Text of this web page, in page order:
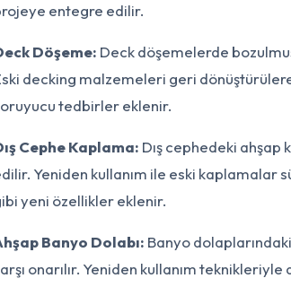
entegre edilir.
Döşeme: Deck döşemelerde
decking malzemeleri geri
tedbirler eklenir.
Cephe Kaplama: Dış cephedeki
Yeniden kullanım ile eski kaplamalar
yeni özellikler eklenir.
Banyo Dolabı: Banyo
onarılır. Yeniden kullanım